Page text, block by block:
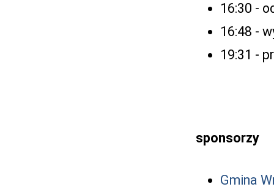
16:30 -
16:48 -
19:31 -
sponsorzy
Gmina